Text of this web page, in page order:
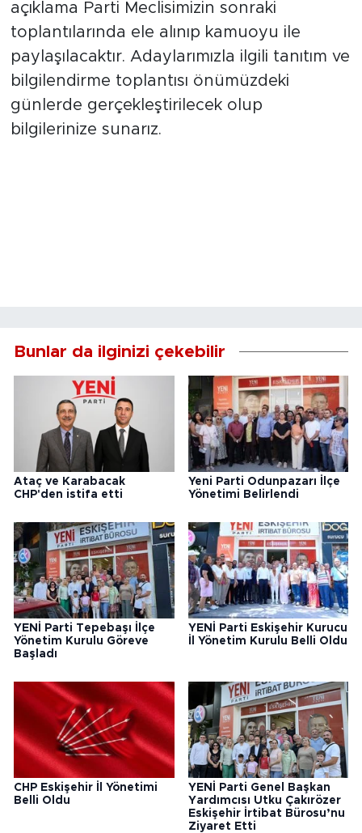
açıklama Parti Meclisimizin sonraki
toplantılarında ele alınıp kamuoyu ile
paylaşılacaktır. Adaylarımızla ilgili tanıtım ve
bilgilendirme toplantısı önümüzdeki
günlerde gerçekleştirilecek olup
bilgilerinize sunarız.
Bunlar da ilginizi çekebilir
Ataç ve Karabacak
CHP'den istifa etti
Yeni Parti Odunpazarı İlçe
Yönetimi Belirlendi
YENİ Parti Tepebaşı İlçe
Yönetim Kurulu Göreve
Başladı
YENİ Parti Eskişehir Kurucu
İl Yönetim Kurulu Belli Oldu
CHP Eskişehir İl Yönetimi
Belli Oldu
YENİ Parti Genel Başkan
Yardımcısı Utku Çakırözer
Eskişehir İrtibat Bürosu’nu
Ziyaret Etti